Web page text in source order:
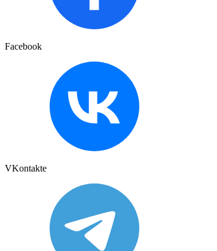
Facebook
VKontakte